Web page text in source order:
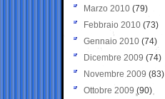
Marzo 2010 (79)
Febbraio 2010 (73)
Gennaio 2010 (74)
Dicembre 2009 (74)
Novembre 2009 (83)
Ottobre 2009 (90)